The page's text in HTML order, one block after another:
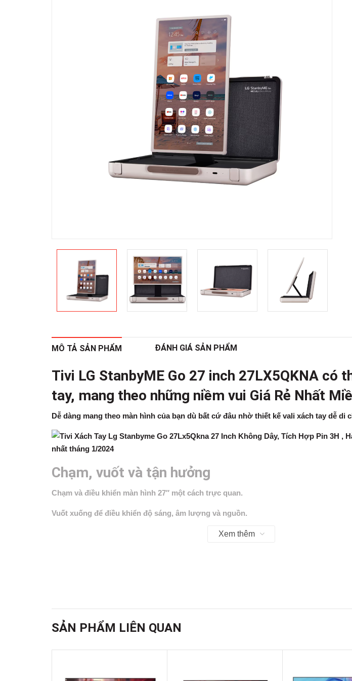
MÔ TẢ SẢN PHẨM ĐÁNH GIÁ SẢN PHẨM
Tivi LG StanbyME Go 27 inch 27LX5QKNA có
tay, mang theo những niềm vui Giá Rẻ Nhất
Dễ dàng mang theo màn hình của bạn dù bất cứ đâu nhờ thiết kế vali xách tay dễ di
Chạm, vuốt và tận hưởng
Chạm và điều khiển màn hình 27″ một cách trực quan.
Vuốt xuống để điều khiển độ sáng, âm lượng và nguồn.
Vuốt lên để quay lại màn hình chính ngay lập tức.Xem thêm
SẢN PHẨM LIÊN QUAN